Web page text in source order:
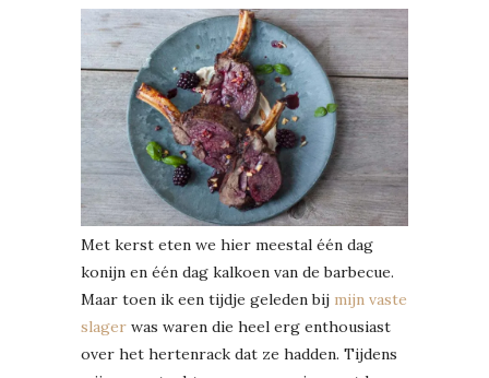
Met kerst eten we hier meestal één dag
konijn en één dag kalkoen van de barbecue.
Maar toen ik een tijdje geleden bij mijn vaste
slager was waren die heel erg enthousiast
over het hertenrack dat ze hadden. Tijdens